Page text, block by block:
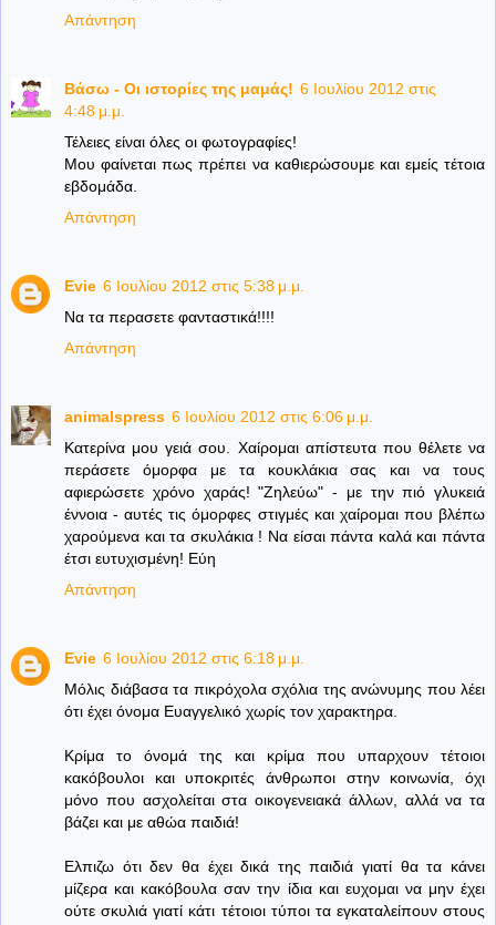
Απάντηση
Βάσω - Οι ιστορίες της μαμάς! 6 Ιουλίου 2012 στις
4:48 μ.μ.
Τέλειες είναι όλες οι φωτογραφίες!
Μου φαίνεται πως πρέπει να καθιερώσουμε και εμείς τέτοια
εβδομάδα.
Απάντηση
Evie 6 Ιουλίου 2012 στις 5:38 μ.μ.
Να τα περασετε φανταστικά!!!!
Απάντηση
animalspress 6 Ιουλίου 2012 στις 6:06 μ.μ.
Κατερίνα μου γειά σου. Χαίρομαι απίστευτα που θέλετε να
περάσετε όμορφα με τα κουκλάκια σας και να τους
αφιερώσετε χρόνο χαράς! "Ζηλεύω" - με την πιό γλυκειά
έννοια - αυτές τις όμορφες στιγμές και χαίρομαι που βλέπω
χαρούμενα και τα σκυλάκια ! Να είσαι πάντα καλά και πάντα
έτσι ευτυχισμένη! Εύη
Απάντηση
Evie 6 Ιουλίου 2012 στις 6:18 μ.μ.
Μόλις διάβασα τα πικρόχολα σχόλια της ανώνυμης που λέει
ότι έχει όνομα Ευαγγελικό χωρίς τον χαρακτηρα.
Κρίμα το όνομά της και κρίμα που υπαρχουν τέτοιοι
κακόβουλοι και υποκριτές άνθρωποι στην κοινωνία, όχι
μόνο που ασχολείται στα οικογενειακά άλλων, αλλά να τα
βάζει και με αθώα παιδιά!
Ελπιζω ότι δεν θα έχει δικά της παιδιά γιατί θα τα κάνει
μίζερα και κακόβουλα σαν την ίδια και ευχομαι να μην έχει
ούτε σκυλιά γιατί κάτι τέτοιοι τύποι τα εγκαταλείπουν στους